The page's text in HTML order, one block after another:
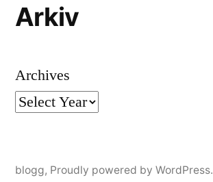
Arkiv
Archives
blogg, Proudly powered by WordPress.